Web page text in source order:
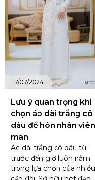
17/07/2024
Lưu ý quan trọng khi
chọn áo dài trắng cô
dâu để hôn nhân viên
mãn
Áo dài trắng cô dâu từ
trước đến giờ luôn nằm
trong lựa chọn của nhiều